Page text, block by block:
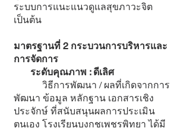
ระบบการแนะแนวดูแลสุขภาวะจิต
เป็นต้น
มาตรฐานที่ 2 กระบวนการบริหารและ
การจัดการ
ระดับคุณภาพ : ดีเลิศ
วิธีการพัฒนา / ผลที่เกิดจากการ
พัฒนา ข้อมูล หลักฐาน เอกสารเชิง
ประจักษ์ ที่สนับสนุนผลการประเมิน
ตนเอง โรงเรียนบงกชเพชรพิทยา ได้มี